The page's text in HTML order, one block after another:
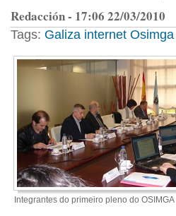
Redacción - 17:06 22/03/2010
Tags: Galiza internet Osimga
Integrantes do primeiro pleno do OSIMGA